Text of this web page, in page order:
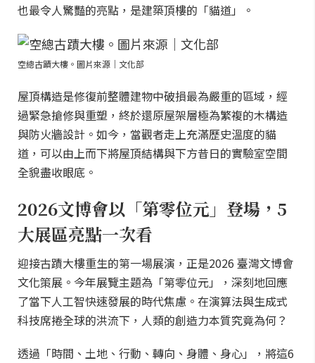
也最令人驚豔的亮點，是建築頂樓的「貓道」。
空總古蹟大樓。圖片來源｜文化部
屋頂構造是修復前整體建物中破損最為嚴重的區域，經
過緊急搶修與重塑，終於還原屋架層極為繁複的木構造
與防火牆設計。如今，當觀者走上充滿歷史溫度的貓
道，可以由上而下將屋頂結構與下方昔日的實驗室空間
全貌盡收眼底。
2026文博會以「第零位元」登場，5
大展區亮點一次看
迎接古蹟大樓重生的第一場展演，正是2026 臺灣文博會
文化策展。今年展覽主題為「第零位元」，深刻地回應
了當下人工智快速發展的時代焦慮。在演算法與生成式
科技席捲全球的洪流下，人類的創造力本質究竟為何？
透過「時間、土地、行動、轉向、身體、身心」，將這6